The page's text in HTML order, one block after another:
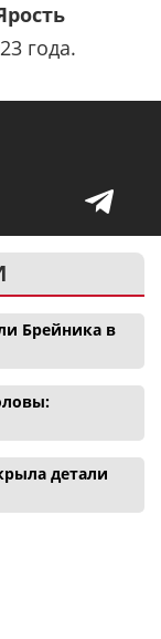
года.
Брейника в
детали